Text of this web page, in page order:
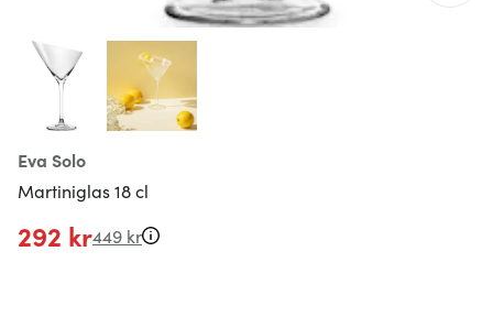
Eva Solo
Martiniglas 18 cl
292 kr449 kr